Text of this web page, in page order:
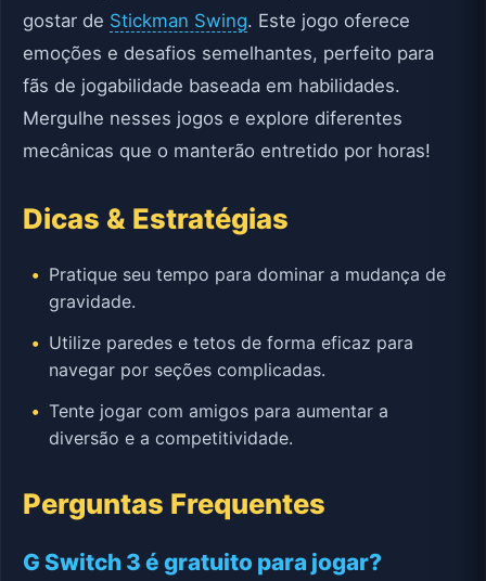
gostar de Stickman Swing. Este jogo oferece
emoções e desafios semelhantes, perfeito para
fãs de jogabilidade baseada em habilidades.
Mergulhe nesses jogos e explore diferentes
mecânicas que o manterão entretido por horas!
Dicas & Estratégias
Pratique seu tempo para dominar a mudança de
gravidade.
Utilize paredes e tetos de forma eficaz para
navegar por seções complicadas.
Tente jogar com amigos para aumentar a
diversão e a competitividade.
Perguntas Frequentes
G Switch 3 é gratuito para jogar?